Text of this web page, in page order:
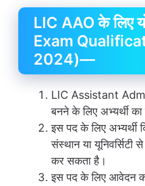
LIC AAO के लिए
Exam
2024)—
LIC Assistant
बनने के लिए अभ्यर्थी
इस पद के लिए अभ्यर्थी
संस्थान या यूनिवर्सिटी
कर सकता है।
इस पद के लिए आवेदन